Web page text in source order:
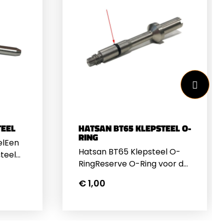
HATSAN BT65 KLEPSTEEL O-
RING
Hatsan BT65 Klepsteel O-
RingReserve O-Ring voor de
op de 5.5mm en 6.35mm
€ 1,00